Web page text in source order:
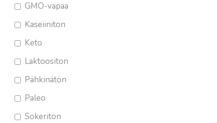
GMO-vapaa
Kaseiiniton
Keto
Laktoositon
Pähkinätön
Paleo
Sokeriton